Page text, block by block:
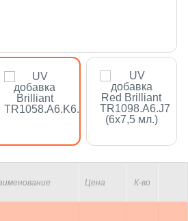
Цена К-во